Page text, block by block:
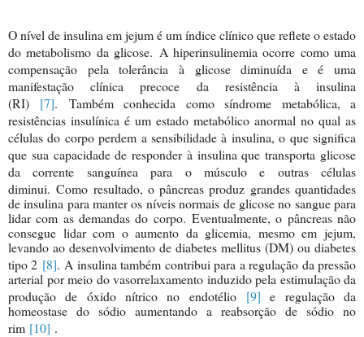
O nível de insulina em jejum é um índice clínico que reflete o estado
do metabolismo da glicose. A hiperinsulinemia ocorre como uma
compensação pela tolerância à glicose diminuída e é uma
manifestação clínica precoce da resistência à insulina
(RI) [7]. Também conhecida como síndrome metabólica, a
resistências insulínica é um estado metabólico anormal no qual as
células do corpo perdem a sensibilidade à insulina, o que significa
que sua capacidade de responder à insulina que transporta glicose
da corrente sanguínea para o músculo e outras células
diminui. Como resultado, o pâncreas produz grandes quantidades
de insulina para manter os níveis normais de glicose no sangue para
lidar com as demandas do corpo. Eventualmente, o pâncreas não
consegue lidar com o aumento da glicemia, mesmo em jejum,
levando ao desenvolvimento de diabetes mellitus (DM) ou diabetes
tipo 2 [8]. A insulina também contribui para a regulação da pressão
arterial por meio do vasorrelaxamento induzido pela estimulação da
produção de óxido nítrico no endotélio [9] e regulação da
homeostase do sódio aumentando a reabsorção de sódio no
rim [10] .